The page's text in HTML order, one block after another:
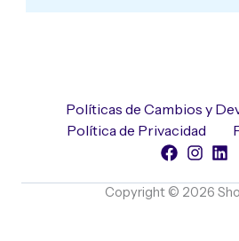
Políticas de Cambios y
Política de Privacidad
Copyright © 2026